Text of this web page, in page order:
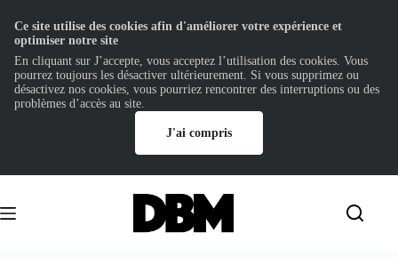
contenu
Ce site utilise des cookies afin d'améliorer votre expérience et
optimiser notre site
En cliquant sur J’accepte, vous acceptez l’utilisation des cookies. Vous
pourrez toujours les désactiver ultérieurement. Si vous supprimez ou
désactivez nos cookies, vous pourriez rencontrer des interruptions ou des
problèmes d’accès au site.
J'ai compris